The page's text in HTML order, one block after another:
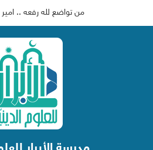
من تواضع لله رفعه ..